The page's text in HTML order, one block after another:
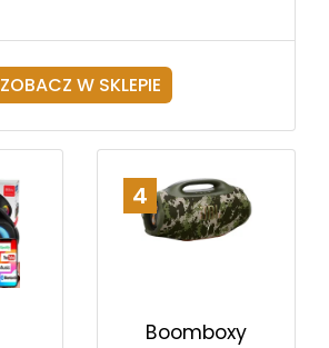
ZOBACZ W SKLEPIE
4
Boomboxy